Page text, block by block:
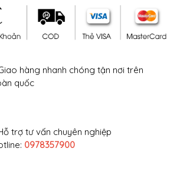
hàng nhanh chóng tận nơi trên
quốc
trợ tư vấn chuyên nghiệp
0978357900